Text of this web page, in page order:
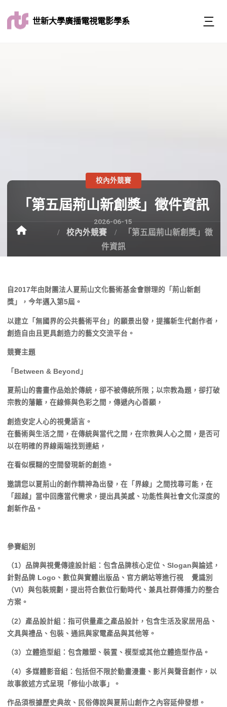
世新大學廣播電視電影學系
「第五屆荊山新創獎」徵件資訊
2026-06-15
校內外競賽
校內外競賽
「第五屆荊山新創獎」徵
件資訊
自2017年由財團法人夏荊山文化藝術基金會辦理的「荊山新創
獎」，今年邁入第5屆。
以建立「無國界的公共藝術平台」的願景出發，提攜新生代創作者，
創造自由且更具創造力的藝文交流平台。
競賽主題
「 Between & Beyond 」
夏荊山的書畫作品始於傳統，卻不被傳統所限；以宗教為題，卻打破
宗教的藩籬，在線條與色彩之間，傳遞內心善願，
創造安定人心的視覺語言。
在藝術與生活之間，在傳統與當代之間，在宗教與人心之間，是否可
以在明確的界線兩端找到連結，
在看似模糊的空間發現新的創造。
邀請您以夏荊山的創作精神為出發，在「界線」之間找尋可能，在
「超越」當中回應當代需求，提出具美感、功能性與社會文化深度的
創新作品。
參賽組別
（1）品牌與視覺傳達設計組：包含品牌核心定位、Slogan與論述，
針對品牌 Logo、數位與實體出版品、官方網站等進行視 覺識別
（VI）與包裝規劃，提出符合數位行動時代、兼具社群傳播力的整合
方案。
（2）產品設計組：指可供量產之產品設計，包含生活及家居用品、
文具與禮品、包裝、通訊與家電產品與其他等。
（3）立體造型組：包含雕塑、裝置、模型或其他立體造型作品。
（4）多媒體影音組：包括但不限於動畫漫畫、影片與聲音創作，以
故事敘述方式呈現「修仙小故事」。
作品須根據歷史典故、民俗傳說與夏荊山創作之內容延伸發想。